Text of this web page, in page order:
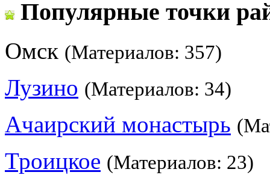
Популярные точки
Омск (Материалов: 357)
Лузино (Материалов: 34)
Ачаирский монастырь
Троицкое (Материалов: 23)